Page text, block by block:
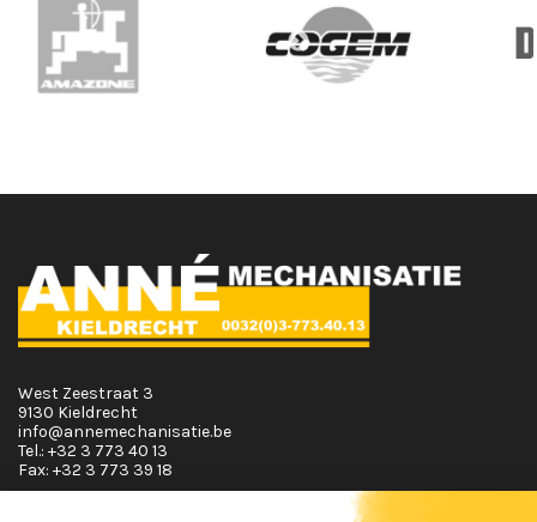
West Zeestraat 3
9130 Kieldrecht
info@annemechanisatie.be
Tel.: +32 3 773 40 13
Fax: +32 3 773 39 18